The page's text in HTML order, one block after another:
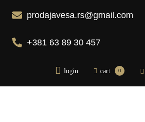
prodajavesa.rs@gmail.com
+381 63 89 30 457
login 0
cart